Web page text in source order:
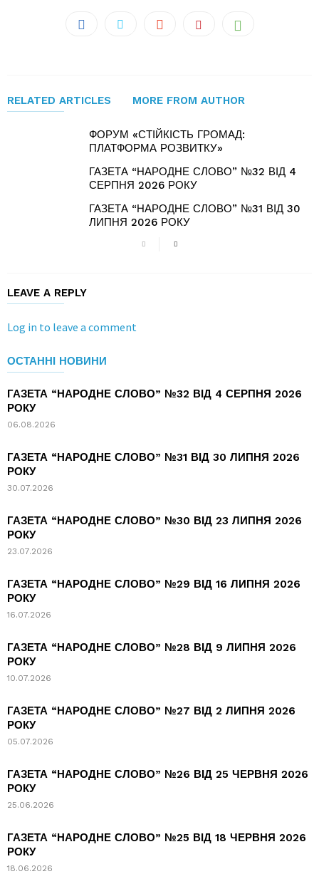
RELATED ARTICLES MORE FROM AUTHOR
ФОРУМ «СТІЙКІСТЬ ГРОМАД:
ПЛАТФОРМА РОЗВИТКУ»
ГАЗЕТА “НАРОДНЕ СЛОВО” №32 ВІД 4
СЕРПНЯ 2026 РОКУ
ГАЗЕТА “НАРОДНЕ СЛОВО” №31 ВІД 30
ЛИПНЯ 2026 РОКУ
LEAVE A REPLY
Log in to leave a comment
ОСТАННІ НОВИНИ
ГАЗЕТА “НАРОДНЕ СЛОВО” №32 ВІД 4 СЕРПНЯ 2026
РОКУ
06.08.2026
ГАЗЕТА “НАРОДНЕ СЛОВО” №31 ВІД 30 ЛИПНЯ 2026
РОКУ
30.07.2026
ГАЗЕТА “НАРОДНЕ СЛОВО” №30 ВІД 23 ЛИПНЯ 2026
РОКУ
23.07.2026
ГАЗЕТА “НАРОДНЕ СЛОВО” №29 ВІД 16 ЛИПНЯ 2026
РОКУ
16.07.2026
ГАЗЕТА “НАРОДНЕ СЛОВО” №28 ВІД 9 ЛИПНЯ 2026
РОКУ
10.07.2026
ГАЗЕТА “НАРОДНЕ СЛОВО” №27 ВІД 2 ЛИПНЯ 2026
РОКУ
05.07.2026
ГАЗЕТА “НАРОДНЕ СЛОВО” №26 ВІД 25 ЧЕРВНЯ 2026
РОКУ
25.06.2026
ГАЗЕТА “НАРОДНЕ СЛОВО” №25 ВІД 18 ЧЕРВНЯ 2026
РОКУ
18.06.2026